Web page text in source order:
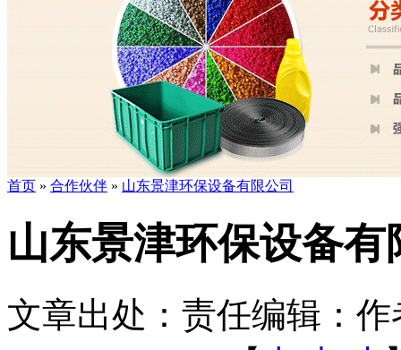
首页 » 合作伙伴 » 山东景津环保设备有限公司
山东景津环保设备有
文章出处： 责任编辑： 作